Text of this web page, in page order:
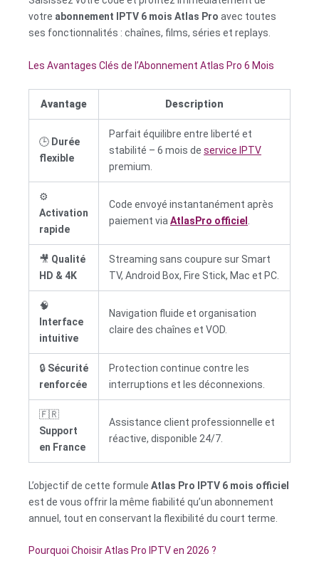
votre abonnement IPTV 6 mois Atlas Pro avec toutes
ses fonctionnalités : chaînes, films, séries et replays.
Les Avantages Clés de l’Abonnement Atlas Pro 6 Mois
Avantage Description
🕒 Durée
flexible
Parfait équilibre entre liberté et
stabilité – 6 mois de service IPTV
premium.
⚙️
Activation
rapide
Code envoyé instantanément après
paiement via AtlasPro officiel
🎥 Qualité
HD & 4K
Streaming sans coupure sur Smart
TV, Android Box, Fire Stick, Mac et PC.
🧠
Interface
intuitive
Navigation fluide et organisation
claire des chaînes et VOD.
🔒 Sécurité
renforcée
Protection continue contre les
interruptions et les déconnexions.
🇫🇷
Support
en France
Assistance client professionnelle et
réactive, disponible 24/7.
L’objectif de cette formule Atlas Pro IPTV 6 mois officiel
est de vous offrir la même fiabilité qu’un abonnement
annuel, tout en conservant la flexibilité du court terme.
Pourquoi Choisir Atlas Pro IPTV en 2026 ?